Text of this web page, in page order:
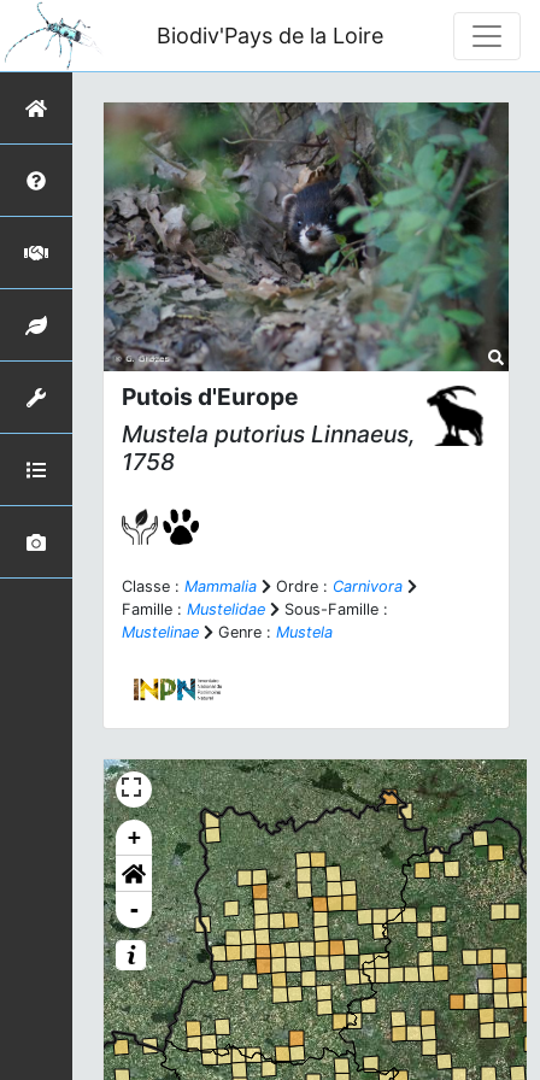
Biodiv'Pays de la Loire
Putois d'Europe
Mustela putorius Linnaeus,
1758
Classe : Mammalia Ordre : Carnivora
Famille : Mustelidae
Sous-Famille :
Mustelinae
Genre : Mustela
+
-